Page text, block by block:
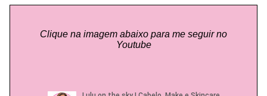
Clique na imagem abaixo para me seguir no
Youtube